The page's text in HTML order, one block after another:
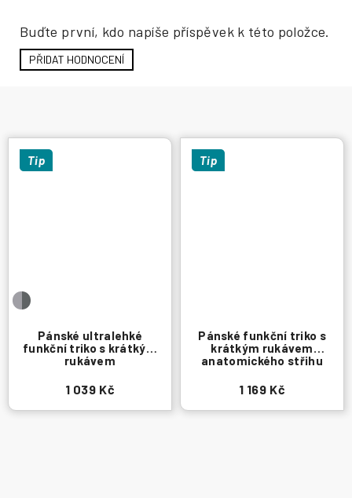
Tip
Pánské ultralehké
funkční triko s krátkým
rukávem
1 039 Kč
Tip
Pánské funkční triko s
krátkým rukávem
anatomického střihu
1 169 Kč
Buďte první, kdo napíše příspěvek k této položce.
PŘIDAT HODNOCENÍ